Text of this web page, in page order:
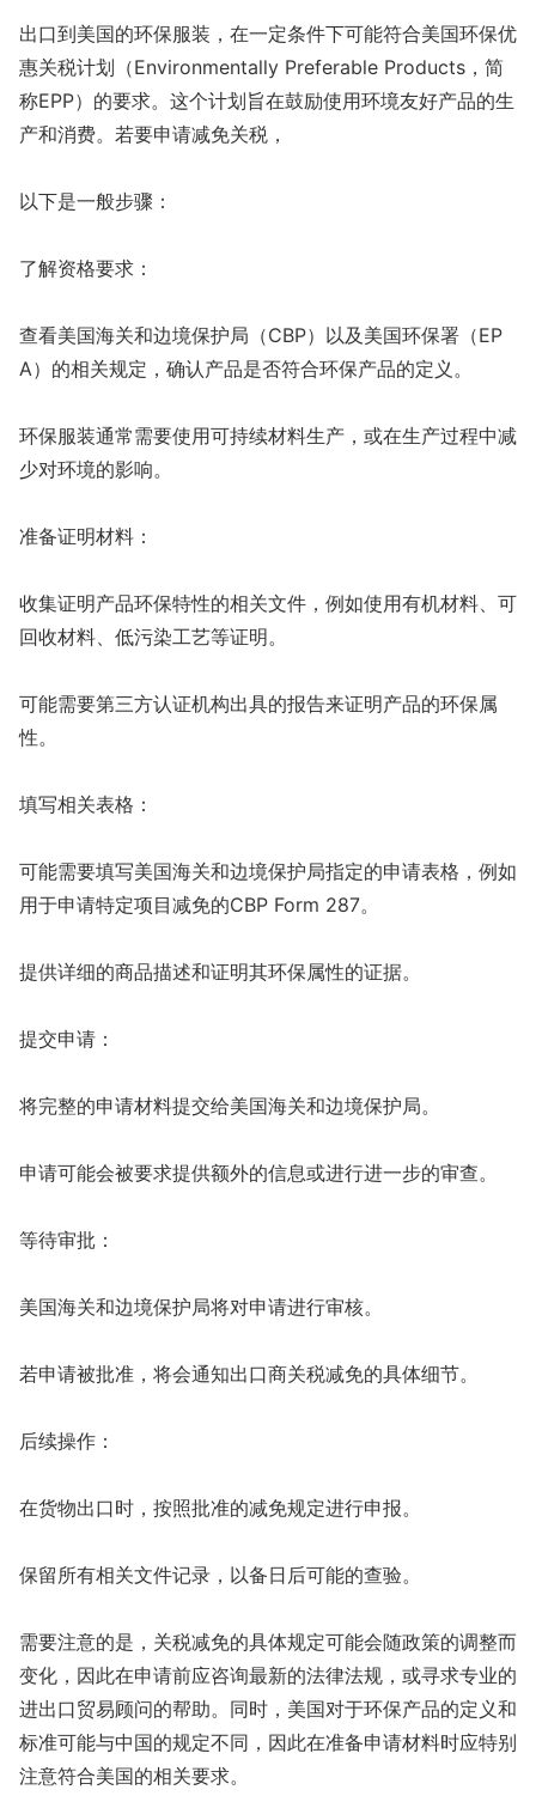
出口到美国的环保服装，在一定条件下可能符合美国环保优
惠关税计划（Environmentally Preferable Products，简
称EPP）的要求。这个计划旨在鼓励使用环境友好产品的生
产和消费。若要申请减免关税，
以下是一般步骤：
了解资格要求：
查看美国海关和边境保护局（CBP）以及美国环保署（EP
A）的相关规定，确认产品是否符合环保产品的定义。
环保服装通常需要使用可持续材料生产，或在生产过程中减
少对环境的影响。
准备证明材料：
收集证明产品环保特性的相关文件，例如使用有机材料、可
回收材料、低污染工艺等证明。
可能需要第三方认证机构出具的报告来证明产品的环保属
性。
填写相关表格：
可能需要填写美国海关和边境保护局指定的申请表格，例如
用于申请特定项目减免的CBP Form 287。
提供详细的商品描述和证明其环保属性的证据。
提交申请：
将完整的申请材料提交给美国海关和边境保护局。
申请可能会被要求提供额外的信息或进行进一步的审查。
等待审批：
美国海关和边境保护局将对申请进行审核。
若申请被批准，将会通知出口商关税减免的具体细节。
后续操作：
在货物出口时，按照批准的减免规定进行申报。
保留所有相关文件记录，以备日后可能的查验。
需要注意的是，关税减免的具体规定可能会随政策的调整而
变化，因此在申请前应咨询最新的法律法规，或寻求专业的
进出口贸易顾问的帮助。同时，美国对于环保产品的定义和
标准可能与中国的规定不同，因此在准备申请材料时应特别
注意符合美国的相关要求。